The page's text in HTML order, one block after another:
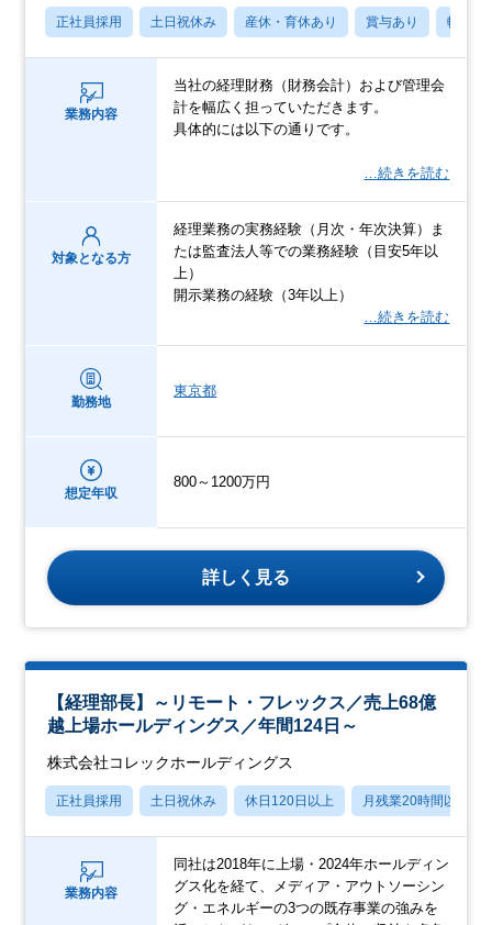
正社員採用 土日祝休み 産休・育休あり 賞与あり 転勤な
業務内容
当社の経理財務（財務会計）および管理会
計を幅広く担っていただきます。
具体的には以下の通りです。
…続きを読む
対象となる方
経理業務の実務経験（月次・年次決算）ま
たは監査法人等での業務経験（目安5年以
上）
開示業務の経験（3年以上）
…続きを読む
勤務地
東京都
想定年収
800～1200万円
詳しく見る
【経理部長】～リモート・フレックス／売上68億
越上場ホールディングス／年間124日～
株式会社コレックホールディングス
正社員採用 土日祝休み 休日120日以上 月残業20時間以内
業務内容
同社は2018年に上場・2024年ホールディン
グス化を経て、メディア・アウトソーシン
グ・エネルギーの3つの既存事業の強みを